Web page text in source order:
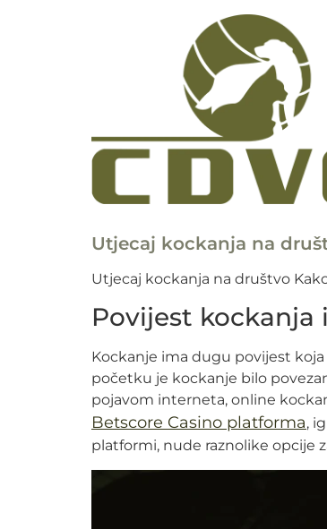
Utjecaj kockanja na
Utjecaj kockanja na društvo
Povijest kockanja
Kockanje ima dugu povijest
početku je kockanje bilo
pojavom interneta, online
Betscore Casino platforma,
platformi, nude raznolike opcije